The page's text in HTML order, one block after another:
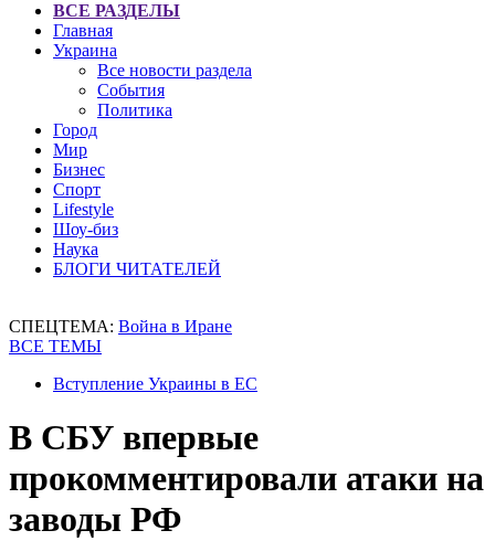
ВСЕ РАЗДЕЛЫ
Главная
Украина
Все новости раздела
События
Политика
Город
Мир
Бизнес
Спорт
Lifestyle
Шоу-биз
Наука
БЛОГИ ЧИТАТЕЛЕЙ
СПЕЦТЕМА: Война в Иране
ВСЕ ТЕМЫ
Вступление Украины в ЕС
В СБУ впервые
прокомментировали атаки на
заводы РФ